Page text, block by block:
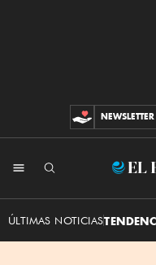
CONTRIBUCIONES
NEWSLETTER
ÚLTIMAS NOTICIAS